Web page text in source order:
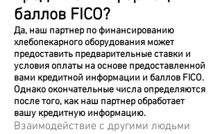
баллов FICO?
Да, наш партнер по финансированию
хлебопекарного оборудования может
предоставить предварительные ставки и
условия оплаты на основе предоставленной
вами кредитной информации и баллов FICO.
Однако окончательные числа определяются
после того, как наш партнер обработает
вашу кредитную информацию.
Взаимодействие с другими людьми